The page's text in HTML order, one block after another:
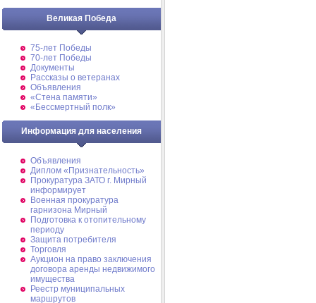
Великая Победа
75-лет Победы
70-лет Победы
Документы
Рассказы о ветеранах
Объявления
«Стена памяти»
«Бессмертный полк»
Информация для населения
Объявления
Диплом «Признательность»
Прокуратура ЗАТО г. Мирный
информирует
Военная прокуратура
гарнизона Мирный
Подготовка к отопительному
периоду
Защита потребителя
Торговля
Аукцион на право заключения
договора аренды недвижимого
имущества
Реестр муниципальных
маршрутов